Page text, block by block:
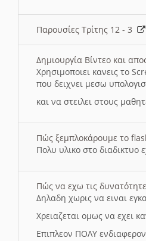
Παρουσίες Τρίτης 12 - 3
Δημιουργία Βίντεο και
Χρησιμοποιει κανεις το
που δειχνει μεσω
και να στειλει στους
Πώς ξεμπλοκάρουμε το
Πολυ υλικο στο διαδικτυο
Πώς να εχω τις
Δηλαδη χωρις να ειναι
Χρειαζεται ομως να εχει
Επιπλεον ΠΟΛΥ